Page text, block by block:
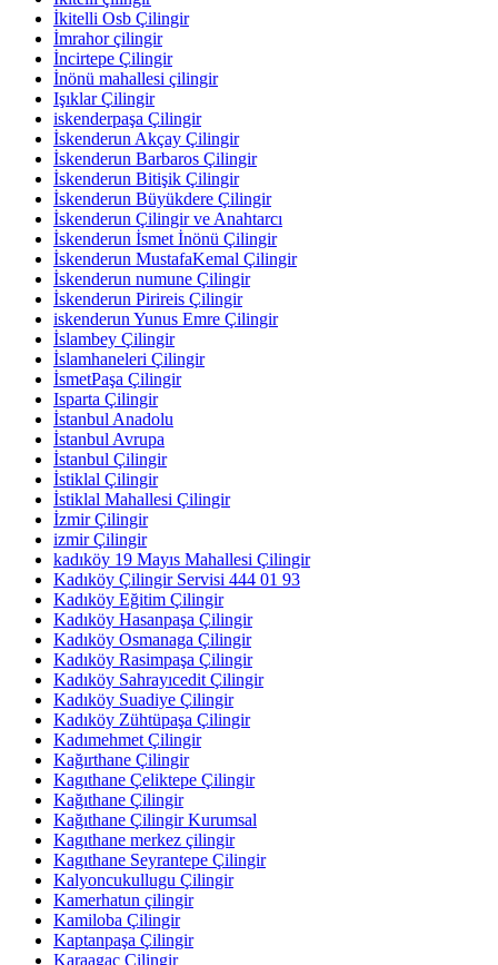
İkitelli Osb Çilingir
İmrahor çilingir
İncirtepe Çilingir
İnönü mahallesi çilingir
Işıklar Çilingir
iskenderpaşa Çilingir
İskenderun Akçay Çilingir
İskenderun Barbaros Çilingir
İskenderun Bitişik Çilingir
İskenderun Büyükdere Çilingir
İskenderun Çilingir ve Anahtarcı
İskenderun İsmet İnönü Çilingir
İskenderun MustafaKemal Çilingir
İskenderun numune Çilingir
İskenderun Pirireis Çilingir
iskenderun Yunus Emre Çilingir
İslambey Çilingir
İslamhaneleri Çilingir
İsmetPaşa Çilingir
Isparta Çilingir
İstanbul Anadolu
İstanbul Avrupa
İstanbul Çilingir
İstiklal Çilingir
İstiklal Mahallesi Çilingir
İzmir Çilingir
izmir Çilingir
kadıköy 19 Mayıs Mahallesi Çilingir
Kadıköy Çilingir Servisi 444 01 93
Kadıköy Eğitim Çilingir
Kadıköy Hasanpaşa Çilingir
Kadıköy Osmanaga Çilingir
Kadıköy Rasimpaşa Çilingir
Kadıköy Sahrayıcedit Çilingir
Kadıköy Suadiye Çilingir
Kadıköy Zühtüpaşa Çilingir
Kadımehmet Çilingir
Kağırthane Çilingir
Kagıthane Çeliktepe Çilingir
Kağıthane Çilingir
Kağıthane Çilingir Kurumsal
Kagıthane merkez çilingir
Kagıthane Seyrantepe Çilingir
Kalyoncukullugu Çilingir
Kamerhatun çilingir
Kamiloba Çilingir
Kaptanpaşa Çilingir
Karaagaç Çilingir